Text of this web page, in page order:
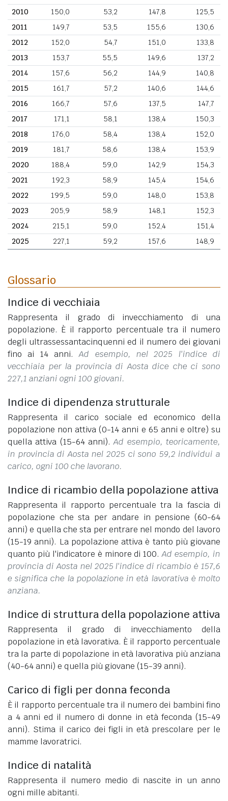
2010
150,0 53,2 147,8
125,5
2011
149,7 53,5 155,6
130,6
2012
152,0 54,7 151,0
133,8
2013
153,7 55,5 149,6
137,2
2014
157,6 56,2 144,9
140,8
2015
161,7 57,2 140,6
144,6
2016
166,7 57,6 137,5
147,7
2017
171,1 58,1 138,4
150,3
2018
176,0 58,4 138,4
152,0
2019
181,7 58,6 138,4
153,9
2020
188,4 59,0 142,9
154,3
2021
192,3 58,9 145,4
154,6
2022
199,5 59,0 148,0
153,8
2023
205,9 58,9 148,1
152,3
2024
215,1 59,0 152,4
151,4
2025
227,1 59,2 157,6 148,9
Glossario
Indice di vecchiaia
Rappresenta il grado di invecchiamento di una
popolazione. È il rapporto percentuale tra il numero
degli ultrassessantacinquenni ed il numero dei giovani
fino ai 14 anni.Ad esempio, nel 2025 l'indice di
vecchiaia per la provincia di Aosta dice che ci sono
227,1 anziani ogni 100 giovani.
Indice di dipendenza strutturale
Rappresenta il carico sociale ed economico della
popolazione non attiva (0-14 anni e 65 anni e oltre) su
quella attiva (15-64 anni).Ad esempio, teoricamente,
in provincia di Aosta nel 2025 ci sono 59,2 individui a
carico, ogni 100 che lavorano.
Indice di ricambio della popolazione attiva
Rappresenta il rapporto percentuale tra la fascia di
popolazione che sta per andare in pensione (60-64
anni) e quella che sta per entrare nel mondo del lavoro
(15-19 anni). La popolazione attiva è tanto più giovane
quanto più l'indicatore è minore di 100.Ad esempio, in
provincia di Aosta nel 2025 l'indice di ricambio è 157,6
e significa che la popolazione in età lavorativa è molto
anziana.
Indice di struttura della popolazione attiva
Rappresenta il grado di invecchiamento della
popolazione in età lavorativa. È il rapporto percentuale
tra la parte di popolazione in età lavorativa più anziana
(40-64 anni) e quella più giovane (15-39 anni).
Carico di figli per donna feconda
È il rapporto percentuale tra il numero dei bambini fino
a 4 anni ed il numero di donne in età feconda (15-49
anni). Stima il carico dei figli in età prescolare per le
mamme lavoratrici.
Indice di natalità
Rappresenta il numero medio di nascite in un anno
ogni mille abitanti.